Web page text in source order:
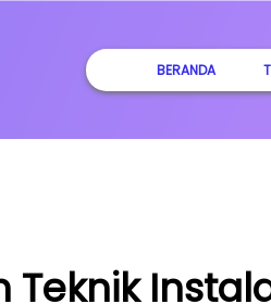
BERANDA
Teknik